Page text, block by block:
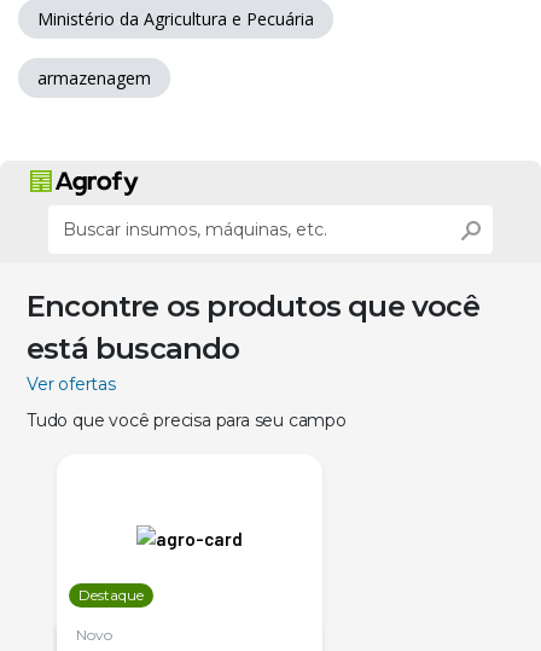
Ministério da Agricultura e Pecuária
armazenagem
Encontre os produtos que você
está buscando
Ver ofertas
Tudo que você precisa para seu campo
Destaque
Novo